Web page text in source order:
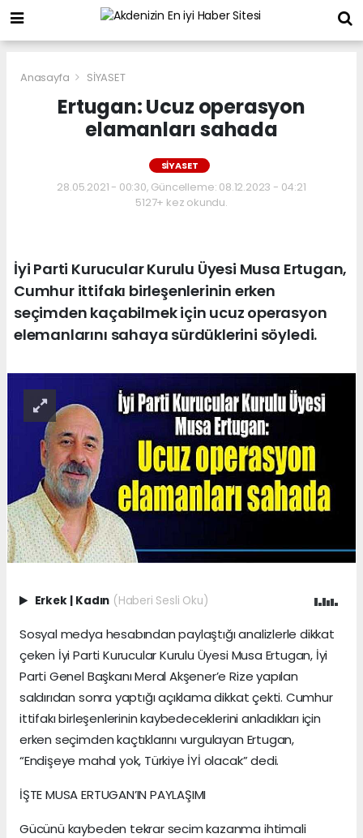
Anasayfa SİYASET
Ertugan: Ucuz operasyon
elamanları sahada
SİYASET
28.05.2021 - 00:30, Güncelleme: 08.12.2023 - 04:21
5127+ kez okundu.
İyi Parti Kurucular Kurulu Üyesi Musa Ertugan,
Cumhur ittifakı birleşenlerinin erken
seçimden kaçabilmek için ucuz operasyon
elemanlarını sahaya sürdüklerini söyledi.
Erkek | Kadın (Haberi Sesli Oku)
Sosyal medya hesabından paylaştığı analizlerle dikkat
çeken İyi Parti Kurucular Kurulu Üyesi Musa Ertugan, İyi
Parti Genel Başkanı Meral Akşener’e Rize yapılan
saldırıdan sonra yaptığı açıklama dikkat çekti. Cumhur
ittifakı birleşenlerinin kaybedeceklerini anladıkları için
erken seçimden kaçtıklarını vurgulayan Ertugan,
“Endişeye mahal yok, Türkiye İYİ olacak” dedi.
İŞTE MUSA ERTUGAN’IN PAYLAŞIMI
Gücünü kaybeden tekrar secim kazanma ihtimali